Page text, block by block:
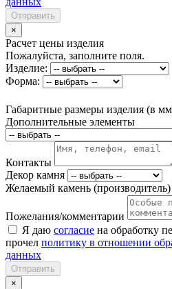
Отправить
×
Расчет цены изделия
Пожалуйста, заполните поля.
Изделие:
Форма:
Габаритные размеры изделия (в
Дополнительные элементы
Контакты
Декор камня
Желаемый камень (производитель)
Пожелания/комментарии
Я даю согласие на обработку
прочел политику в отношении
данных
Отправить
×